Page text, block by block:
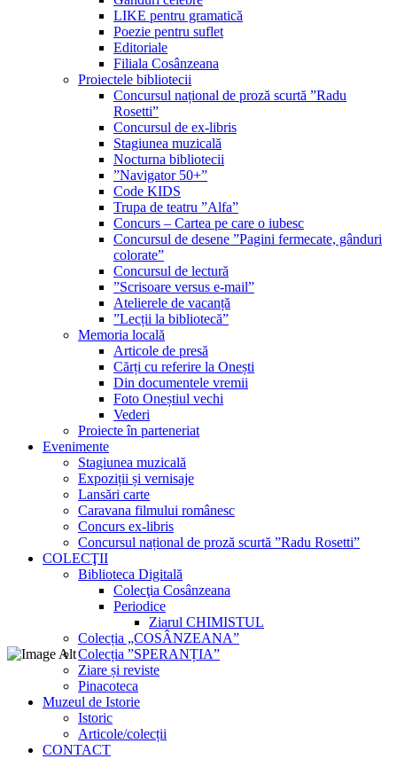
LIKE pentru gramatică
Poezie pentru suflet
Editoriale
Filiala Cosânzeana
Proiectele bibliotecii
Concursul național de proză scurtă ”Radu
Rosetti”
Concursul de ex-libris
Stagiunea muzicală
Nocturna bibliotecii
”Navigator 50+”
Code KIDS
Trupa de teatru ”Alfa”
Concurs – Cartea pe care o iubesc
Concursul de desene ”Pagini fermecate, gânduri
colorate”
Concursul de lectură
”Scrisoare versus e-mail”
Atelierele de vacanță
”Lecții la bibliotecă”
Memoria locală
Articole de presă
Cărți cu referire la Onești
Din documentele vremii
Foto Oneștiul vechi
Vederi
Proiecte în parteneriat
Evenimente
Stagiunea muzicală
Expoziții și vernisaje
Lansări carte
Caravana filmului românesc
Concurs ex-libris
Concursul național de proză scurtă ”Radu Rosetti”
COLECŢII
Biblioteca Digitală
Colecţia Cosânzeana
Periodice
Ziarul CHIMISTUL
Colecția „COSÂNZEANA”
Colecția ”SPERANȚIA”
Ziare și reviste
Pinacoteca
Muzeul de Istorie
Istoric
Articole/colecții
CONTACT